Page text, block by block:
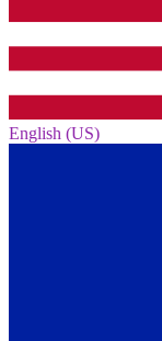
English (US)‎